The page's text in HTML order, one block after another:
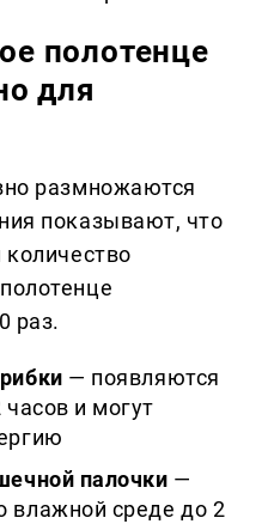
полотенце
для
размножаются
показывают, что
раз.
— появляются
и могут
палочки —
влажной среде до 2